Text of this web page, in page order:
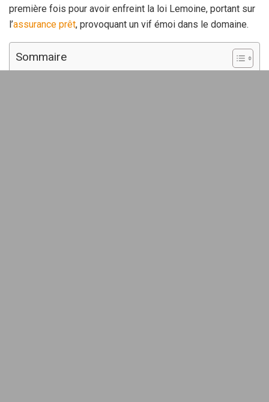
première fois pour avoir enfreint la loi Lemoine, portant sur
l’assurance prêt, provoquant un vif émoi dans le domaine.
Sommaire